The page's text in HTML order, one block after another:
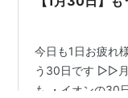
今日も1日お疲れ
う30日です ▷▷
も ・イオンの30